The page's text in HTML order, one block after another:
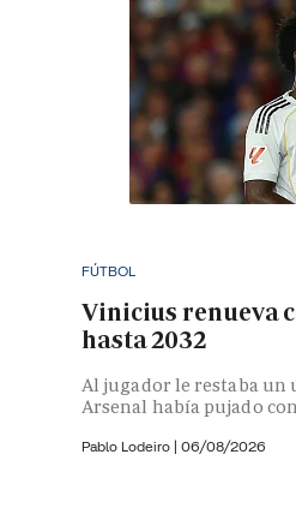
FÚTBOL
Vinicius renueva
hasta 2032
Al jugador le restaba un
Arsenal había pujado
Pablo Lodeiro | 06/08/2026